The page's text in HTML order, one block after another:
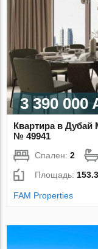
3 390 000
Квартира в Дубай
№ 49941
Спален:2
Площадь:
FAM Properties